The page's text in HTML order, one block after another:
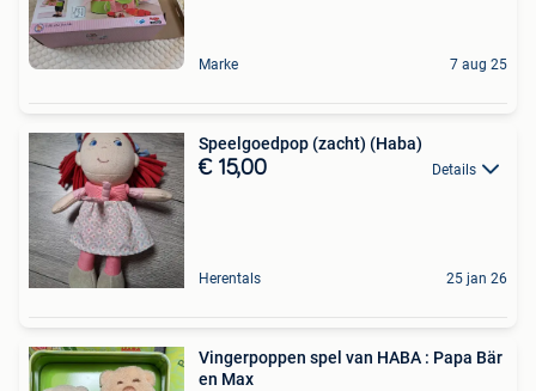
Marke 7 aug 25
Speelgoedpop (zacht) (Haba)
€ 15,00 Details
Herentals 25 jan 26
Vingerpoppen spel van HABA : Papa Bär
en Max